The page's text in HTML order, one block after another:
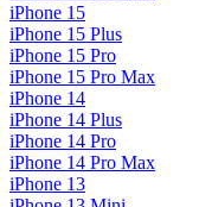
iPhone 15
iPhone 15 Plus
iPhone 15 Pro
iPhone 15 Pro Max
iPhone 14
iPhone 14 Plus
iPhone 14 Pro
iPhone 14 Pro Max
iPhone 13